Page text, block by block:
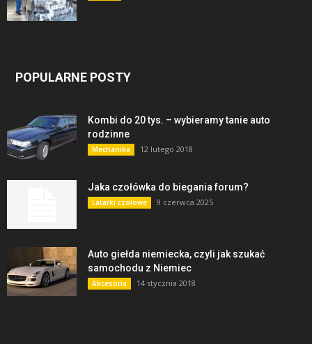
POPULARNE POSTY
Kombi do 20 tys. – wybieramy tanie auto
rodzinne
Mechanika 12 lutego 2018
Jaka czołówka do biegania forum?
Latarki czołowe 9 czerwca 2025
Auto giełda niemiecka, czyli jak szukać
samochodu z Niemiec
Akcesoria 14 stycznia 2018